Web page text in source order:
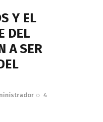
Y EL
DEL
A SER
4